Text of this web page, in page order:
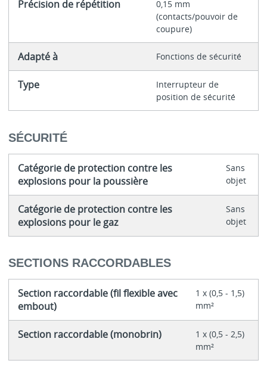
Précision de répétition
0,15 mm
(contacts/pouvoir de
coupure)
Adapté à Fonctions de sécurité
Type
Interrupteur de
position de sécurité
SÉCURITÉ
Catégorie de protection contre les
explosions pour la poussière
Sans
objet
Catégorie de protection contre les
explosions pour le gaz
Sans
objet
SECTIONS RACCORDABLES
Section raccordable (fil flexible avec
embout)
1 x (0,5 - 1,5)
mm²
Section raccordable (monobrin)
1 x (0,5 - 2,5)
mm²